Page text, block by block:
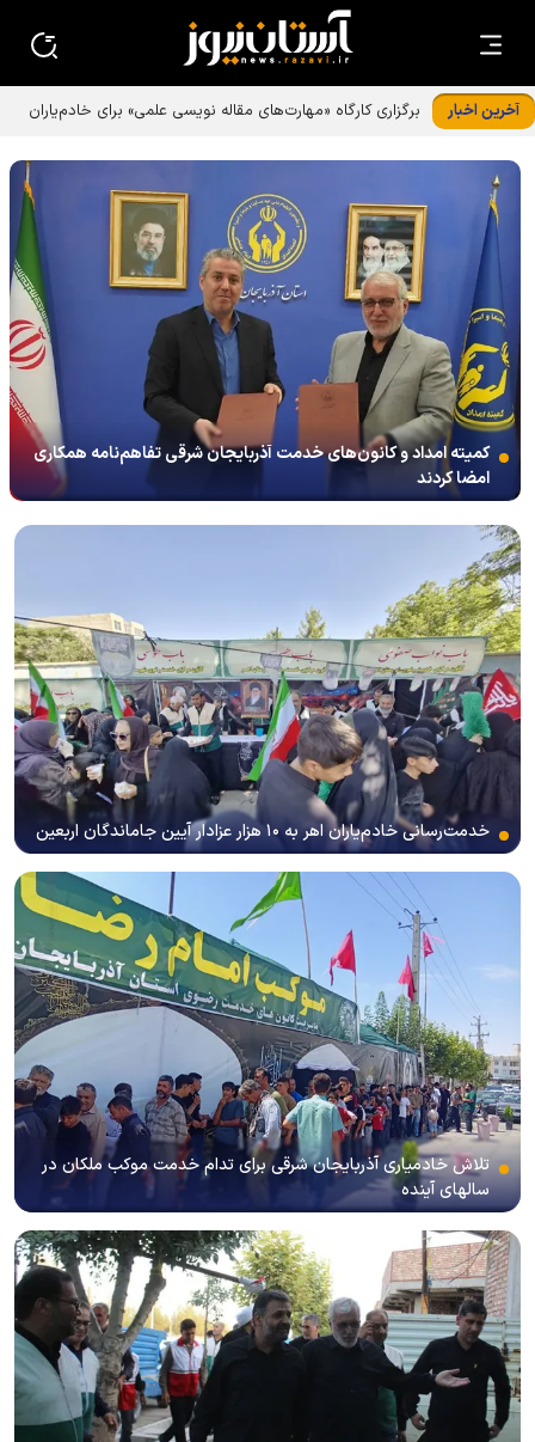
آخرین اخبار
برگزاری کارگاه «مهارت‌های مقاله نویسی علمی» برای خادم‌یاران
کمیته امداد و کانون‌های خدمت آذربایجان شرقی تفاهم‌نامه همکاری
امضا کردند
خدمت‌رسانی خادم‌یاران اهر به ۱۰ هزار عزادار آیین جاماندگان اربعین
تلاش خادمیاری آذربایجان شرقی برای تدام خدمت موکب ملکان در
سالهای آینده